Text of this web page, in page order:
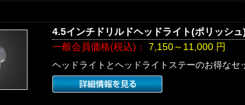
4.5インチドリルドヘッドライト(ポリッシ
一般会員価格(税込)： 7,150～11,000円
ヘッドライトとヘッドライトステーのお得なセ